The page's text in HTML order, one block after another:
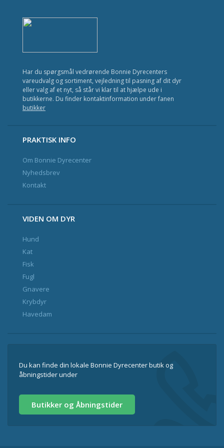
Fugl
Gnavere
Krybdyr
Havedam
Nyhedsbrev og Kundeklub
Kontakt
Har du spørgsmål vedrørende Bonnie Dyrecenters
vareudvalg og sortiment, vejledning til pasning af dit dyr
eller valg af et nyt, så står vi klar til at hjælpe ude i
butikkerne. Du finder kontaktinformation under fanen
butikker
PRAKTISK INFO
Om Bonnie Dyrecenter
Nyhedsbrev
Kontakt
VIDEN OM DYR
Hund
Kat
Fisk
Fugl
Gnavere
Krybdyr
Havedam
Du kan finde din lokale Bonnie Dyrecenter butik og
åbningstider under
Butikker og Åbningstider